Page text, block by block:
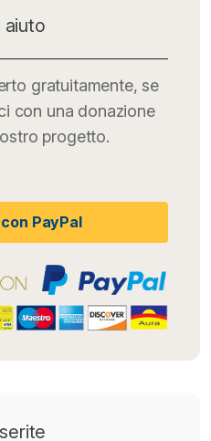
aiuto
gratuitamente, se
con una donazione
progetto.
PayPal